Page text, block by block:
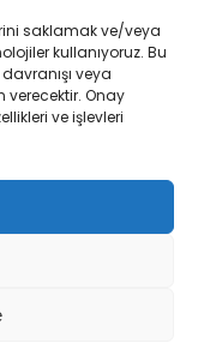
saklamak ve/veya
kullanıyoruz. Bu
veya
verecektir. Onay
ve işlevleri
mahkemeye
olduğunu
oy
dedi ki ‘sen
almış’. Kavga